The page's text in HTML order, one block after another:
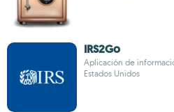
IRS2Go
Aplicación de
Estados Unidos